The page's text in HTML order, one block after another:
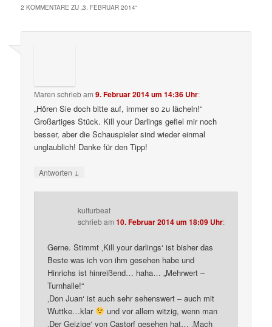
2 KOMMENTARE ZU „3. FEBRUAR 2014“
Maren schriebam9. Februar 2014 um 14:36 Uhr:
„Hören Sie doch bitte auf, immer so zu lächeln!“
Großartiges Stück. Kill your Darlings gefiel mir noch
besser, aber die Schauspieler sind wieder einmal
unglaublich! Danke für den Tipp!
Antworten ↓
kulturbeat
schriebam10. Februar 2014 um 18:09 Uhr:
Gerne. Stimmt ‚Kill your darlings‘ ist bisher das
Beste was ich von ihm gesehen habe und
Hinrichs ist hinreißend… haha… „Mehrwert –
Turnhalle!“
‚Don Juan‘ ist auch sehr sehenswert – auch mit
Wuttke…klar
und vor allem witzig, wenn man
‚Der Geizige‘ von Castorf gesehen hat… ‚Mach